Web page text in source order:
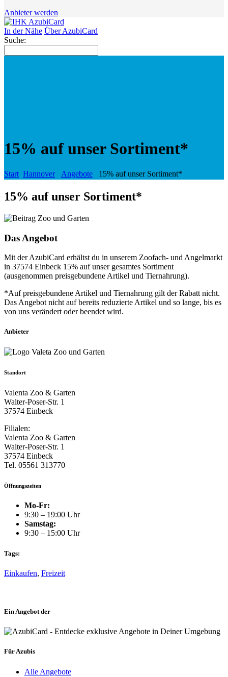
Anbieter werden
In der Nähe Über AzubiCard
Suche:
15% auf unser Sortiment*
Start Hannover Angebote 15% auf unser Sortiment*
15% auf unser Sortiment*
Das Angebot
Mit der AzubiCard erhältst du in unserem Zoofach- und Angelmarkt
in 37574 Einbeck 15% auf unser gesamtes Sortiment
(ausgenommen preisgebundene Artikel und Tiernahrung).
*Auf preisgebundene Artikel und Tiernahrung gilt der Rabatt nicht.
Das Angebot nicht auf bereits reduzierte Artikel und so lange, bis es
von uns verändert oder beendet wird.
Anbieter
Standort
Valenta Zoo & Garten
Walter-Poser-Str. 1
37574 Einbeck
Filialen:
Valenta Zoo & Garten
Walter-Poser-Str. 1
37574 Einbeck
Tel. 05561 313770
Öffnungszeiten
Mo-Fr:
9:30 – 19:00 Uhr
Samstag:
9:30 – 15:00 Uhr
Tags:
Einkaufen, Freizeit
Ein Angebot der
Für Azubis
Alle Angebote